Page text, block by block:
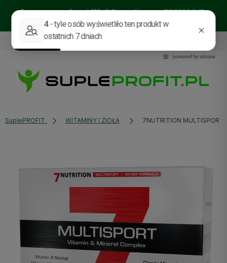
Darmowa wysyłka od 129zł!! Sprawdź nasze:PROMOCJE
BESTSELLERY
NOWOŚCI
535114318
SuplePROFIT WITAMINY I ZIOŁA 7NUTRITION MULTISPORT